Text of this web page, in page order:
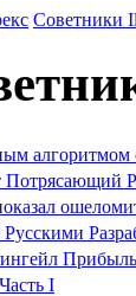
Советники
I